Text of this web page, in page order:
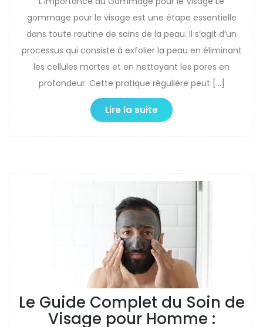
gommage pour le visage est une étape essentielle
dans toute routine de soins de la peau. Il s’agit d’un
processus qui consiste à exfolier la peau en éliminant
les cellules mortes et en nettoyant les pores en
profondeur. Cette pratique régulière peut […]
Lire la suite
Le Guide Complet du Soin de
Visage pour Homme :